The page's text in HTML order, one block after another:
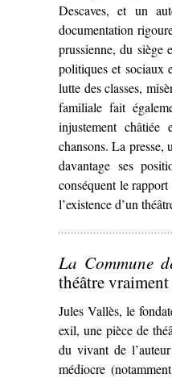
Descaves, et un
documentation
prussienne, du siège
politiques et sociaux
lutte des classes,
familiale fait
injustement châtiée
chansons. La presse,
davantage ses
conséquent le
l’existence d’un
La Commune
théâtre
Jules Vallès, le
exil, une pièce de
du vivant de
médiocre